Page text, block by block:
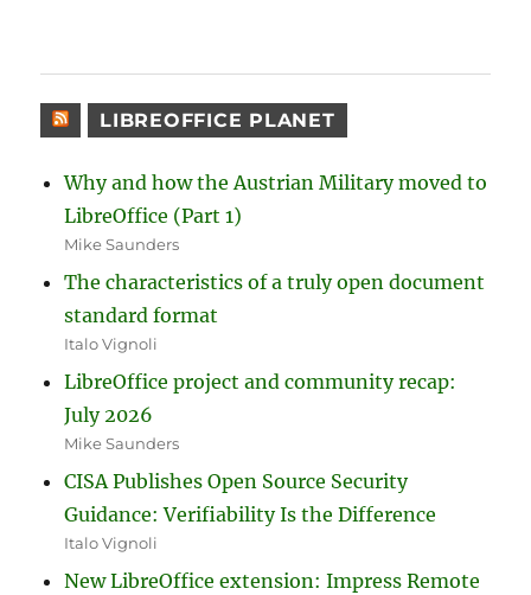
LIBREOFFICE PLANET
Why and how the Austrian Military moved to
LibreOffice (Part 1)
Mike Saunders
The characteristics of a truly open document
standard format
Italo Vignoli
LibreOffice project and community recap:
July 2026
Mike Saunders
CISA Publishes Open Source Security
Guidance: Verifiability Is the Difference
Italo Vignoli
New LibreOffice extension: Impress Remote